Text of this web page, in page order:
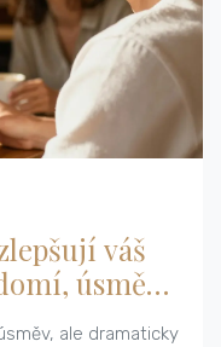
váš
úsměv
ale dramaticky